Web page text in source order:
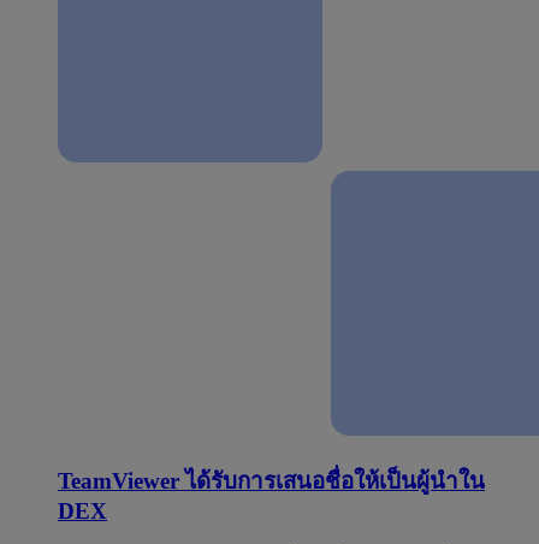
TeamViewer ได้รับการเสนอชื่อให้เป็นผู้นำใน
DEX